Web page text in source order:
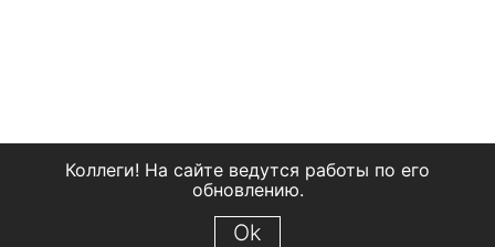
Коллеги! На сайте ведутся работы по его
обновлению.
Ok